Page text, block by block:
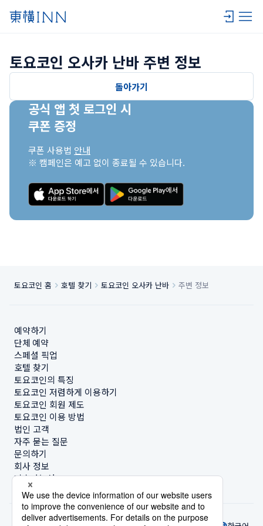
토요코인 오사카 난바 주변 정보
돌아가기
공식 앱 첫 로그인 시
쿠폰 증정
쿠폰 사용법 안내
※ 캠페인은 예고 없이 종료될 수 있습니다.
토요코인 홈 호텔 찾기 토요코인 오사카 난바 주변 정보
예약하기
단체 예약
스페셜 픽업
호텔 찾기
토요코인의 특징
토요코인 저렴하게 이용하기
토요코인 회원 제도
토요코인 이용 방법
법인 고객
자주 묻는 질문
문의하기
회사 정보
지속가능성